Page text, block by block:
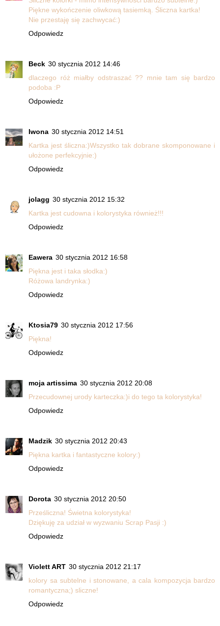
Piękne wykończenie oliwkową tasiemką. Śliczna kartka!
Nie przestaję się zachwycać:)
Odpowiedz
Beck 30 stycznia 2012 14:46
dlaczego róż miałby odstraszać ?? mnie tam się bardzo
podoba :P
Odpowiedz
Iwona 30 stycznia 2012 14:51
Kartka jest śliczna:)Wszystko tak dobrane skomponowane i
ułożone perfekcyjnie:)
Odpowiedz
jolagg 30 stycznia 2012 15:32
Kartka jest cudowna i kolorystyka również!!!
Odpowiedz
Eawera 30 stycznia 2012 16:58
Piękna jest i taka słodka:)
Różowa landrynka:)
Odpowiedz
Ktosia79 30 stycznia 2012 17:56
Piękna!
Odpowiedz
moja artissima 30 stycznia 2012 20:08
Przecudownej urody karteczka:)i do tego ta kolorystyka!
Odpowiedz
Madzik 30 stycznia 2012 20:43
Piękna kartka i fantastyczne kolory:)
Odpowiedz
Dorota 30 stycznia 2012 20:50
Prześliczna! Świetna kolorystyka!
Dziękuję za udział w wyzwaniu Scrap Pasji :)
Odpowiedz
Violett ART 30 stycznia 2012 21:17
kolory sa subtelne i stonowane, a cala kompozycja bardzo
romantyczna;) sliczne!
Odpowiedz